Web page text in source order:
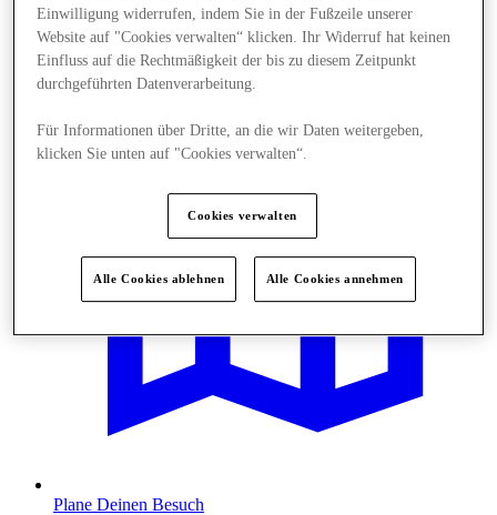
Angebote
Plane Deinen Besuch
Einwilligung widerrufen, indem Sie in der Fußzeile unserer
Website auf "Cookies verwalten“ klicken. Ihr Widerruf hat keinen
Einfluss auf die Rechtmäßigkeit der bis zu diesem Zeitpunkt
durchgeführten Datenverarbeitung.
Für Informationen über Dritte, an die wir Daten weitergeben,
klicken Sie unten auf "Cookies verwalten“.
Cookies verwalten
Alle Cookies ablehnen Alle Cookies annehmen